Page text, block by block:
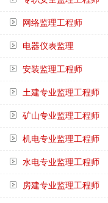
网络监理工程师
电器仪表监理
安装监理工程师
土建专业监理工程师
矿山专业监理工程师
机电专业监理工程师
水电专业监理工程师
房建专业监理工程师